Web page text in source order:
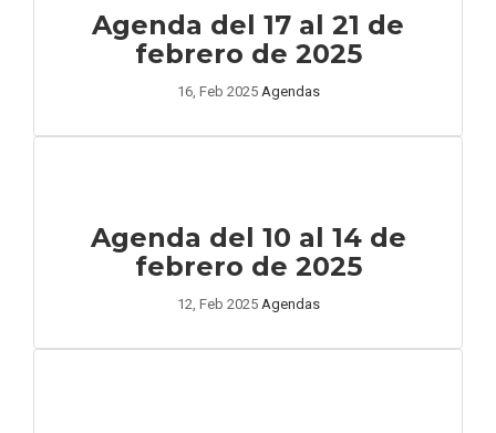
Agenda del 17 al 21 de
febrero de 2025
16, Feb 2025 Agendas
Agenda del 10 al 14 de
febrero de 2025
12, Feb 2025 Agendas